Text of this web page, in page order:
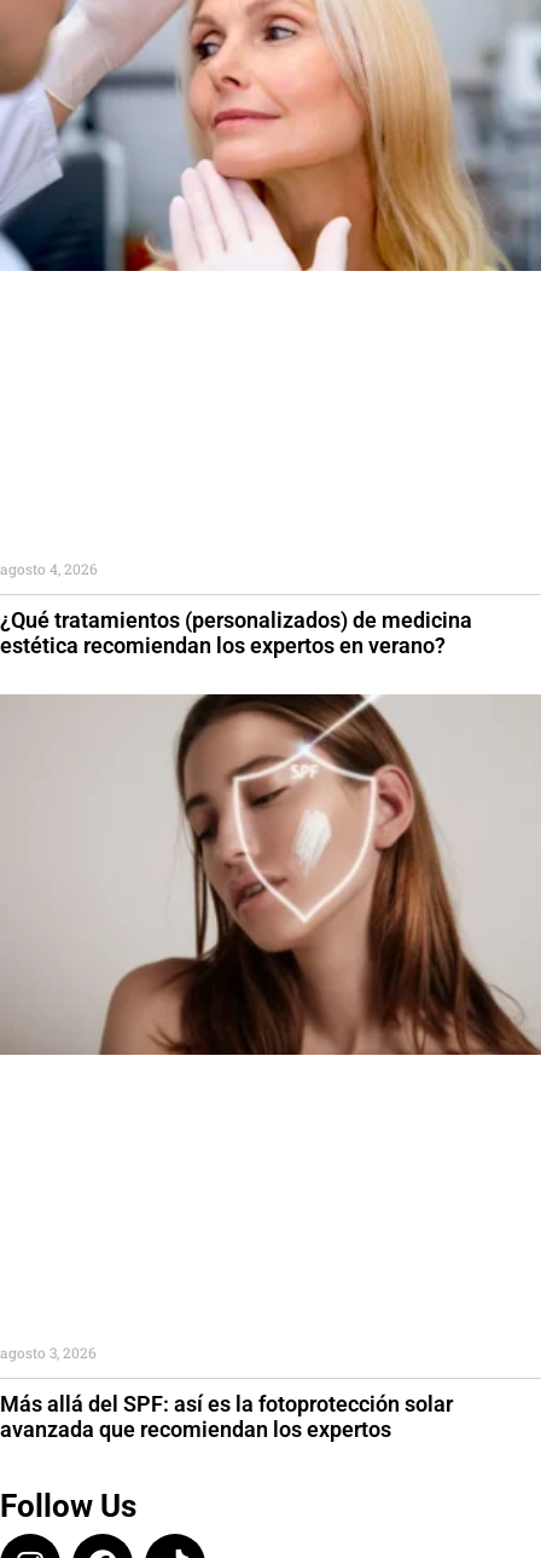
¿Qué tratamientos (personalizados) de medicina
estética recomiendan los expertos en verano?
agosto 4, 2026
Más allá del SPF: así es la fotoprotección solar
avanzada que recomiendan los expertos
agosto 3, 2026
Follow Us